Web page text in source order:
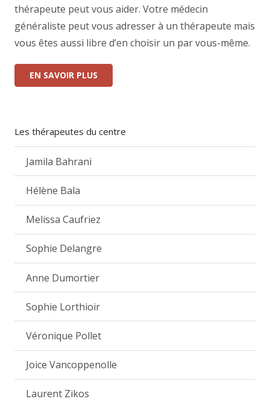
thérapeute peut vous aider. Votre médecin
généraliste peut vous adresser à un thérapeute mais
vous êtes aussi libre d’en choisir un par vous-même.
EN SAVOIR PLUS
Les thérapeutes du centre
Jamila Bahrani
Hélène Bala
Melissa Caufriez
Sophie Delangre
Anne Dumortier
Sophie Lorthioir
Véronique Pollet
Joice Vancoppenolle
Laurent Zikos